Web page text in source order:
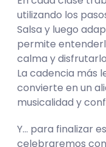
utilizando los
Salsa y luego
permite
calma y
La cadencia más
convierte en un
musicalidad y
Y… para finalizar
celebraremos